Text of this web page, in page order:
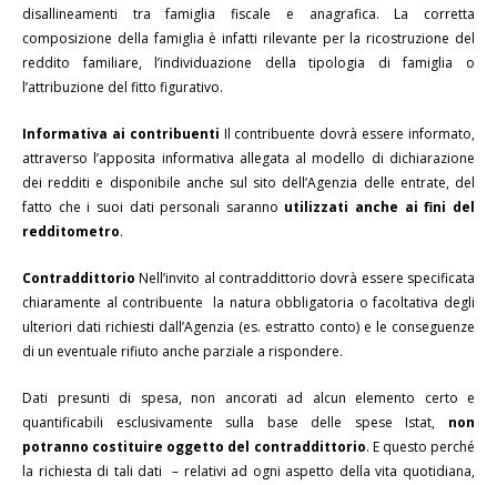
disallineamenti tra famiglia fiscale e anagrafica. La corretta
composizione della famiglia è infatti rilevante per la ricostruzione del
reddito familiare, l’individuazione della tipologia di famiglia o
l’attribuzione del fitto figurativo.
Informativa ai contribuenti Il contribuente dovrà essere informato,
attraverso l’apposita informativa allegata al modello di dichiarazione
dei redditi e disponibile anche sul sito dell’Agenzia delle entrate, del
fatto che i suoi dati personali saranno utilizzati anche ai fini del
redditometro.
Contraddittorio Nell’invito al contraddittorio dovrà essere specificata
chiaramente al contribuente la natura obbligatoria o facoltativa degli
ulteriori dati richiesti dall’Agenzia (es. estratto conto) e le conseguenze
di un eventuale rifiuto anche parziale a rispondere.
Dati presunti di spesa, non ancorati ad alcun elemento certo e
quantificabili esclusivamente sulla base delle spese Istat, non
potranno costituire oggetto del contraddittorio. E questo perché
la richiesta di tali dati – relativi ad ogni aspetto della vita quotidiana,